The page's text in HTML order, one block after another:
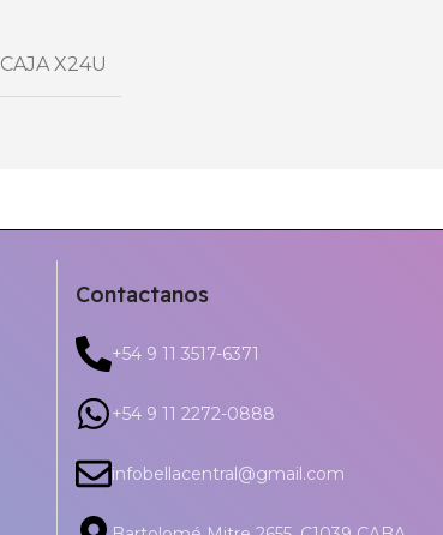
CAJA X24U
Contactanos
+54 9 11 3517-6371
+54 9 11 2272-0888
infobellacentral@gmail.com